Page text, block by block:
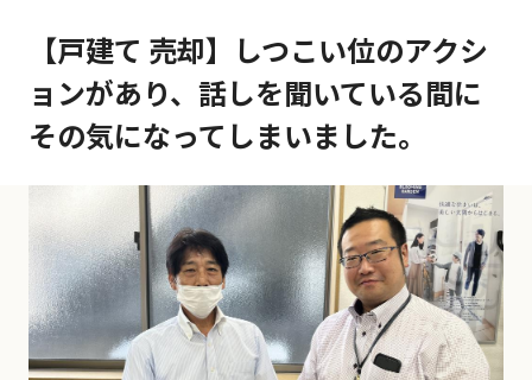
【戸建て 売却】しつこい位のアクシ
ョンがあり、話しを聞いている間に
その気になってしまいました。